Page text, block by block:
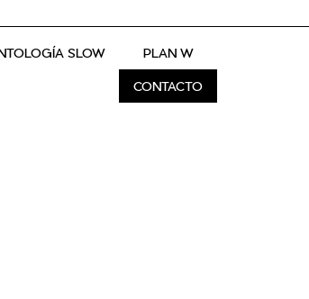
SLOW PLAN W
CONTACTO